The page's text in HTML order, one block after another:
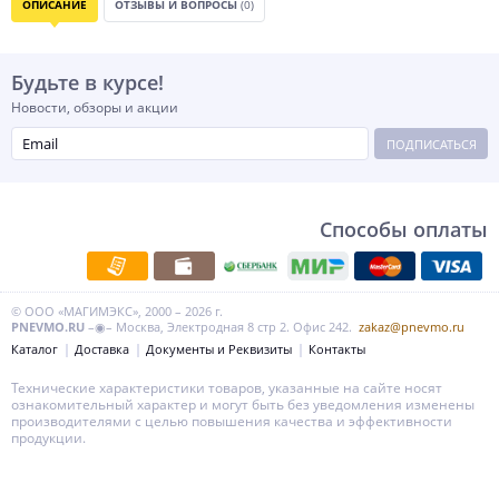
ОПИСАНИЕ ОТЗЫВЫ И ВОПРОСЫ (0)
Будьте в курсе!
Новости, обзоры и акции
ПОДПИСАТЬСЯ
Способы оплаты
© ООО «МАГИМЭКС», 2000 – 2026 г.
PNEVMO.RU –◉– Москва, Электродная 8 стр 2. Офис 242. zakaz@pnevmo.ru
Каталог
Доставка Документы и Реквизиты Контакты
Технические характеристики товаров, указанные на сайте носят
ознакомительный характер и могут быть без уведомления изменены
производителями с целью повышения качества и эффективности
продукции.